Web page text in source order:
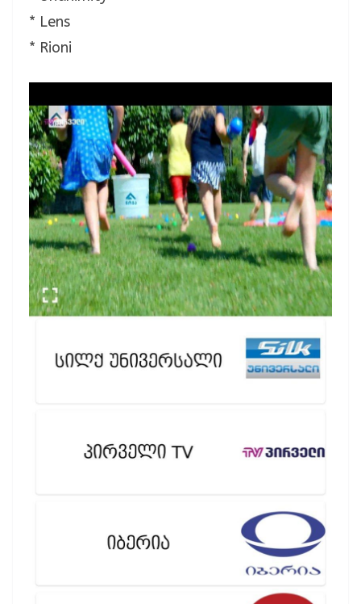
* Lens
* Rioni